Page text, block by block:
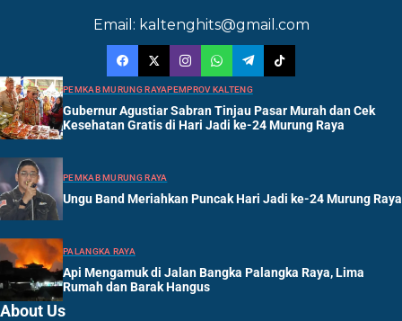
Email: kaltenghits@gmail.com
PEMKAB MURUNG RAYAPEMPROV KALTENG
Gubernur Agustiar Sabran Tinjau Pasar Murah dan Cek
Kesehatan Gratis di Hari Jadi ke-24 Murung Raya
PEMKAB MURUNG RAYA
Ungu Band Meriahkan Puncak Hari Jadi ke-24 Murung Raya
PALANGKA RAYA
Api Mengamuk di Jalan Bangka Palangka Raya, Lima
Rumah dan Barak Hangus
About Us